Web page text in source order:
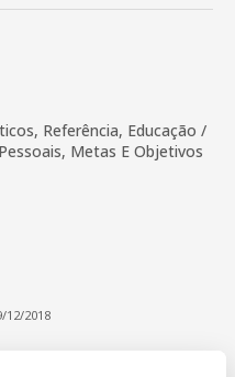
Referência, Educação /
Metas E Objetivos
12/2018